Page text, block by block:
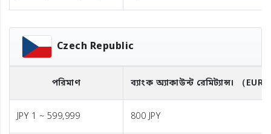
Czech Republic
পরিমাণ ব্যাংক অ্যাকাউন্ট রেমিট্যান্স। （EUR
JPY 1 ~ 599,999 800 JPY